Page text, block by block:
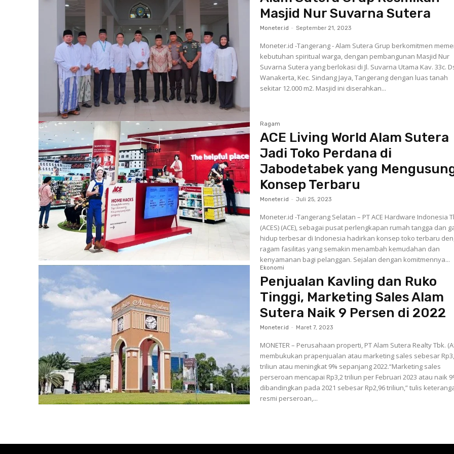
Masjid Nur Suvarna Sutera
Moneter.id - September 21, 2023
Moneter.id -Tangerang - Alam Sutera Grup berkomitmen
kebutuhan spiritual warga, dengan pembangunan Masjid Nur
Suvarna Sutera yang berlokasi di Jl. Suvarna Utama Kav. 33c.
Wanakerta, Kec. Sindang Jaya, Tangerang dengan luas tanah
sekitar 12.000 m2. Masjid ini diserahkan...
Ragam
ACE Living World Alam Sutera
Jadi Toko Perdana di
Jabodetabek yang
Konsep Terbaru
Moneter.id - Juli 25, 2023
Moneter.id -Tangerang Selatan – PT ACE Hardware Indonesia
(ACES) (ACE), sebagai pusat perlengkapan rumah tangga dan
hidup terbesar di Indonesia hadirkan konsep toko terbaru
ragam fasilitas yang semakin menambah kemudahan dan
kenyamanan bagi pelanggan. Sejalan dengan komitmennya...
Ekonomi
Penjualan Kavling dan Ruko
Tinggi, Marketing Sales Alam
Sutera Naik 9 Persen di 2022
Moneter.id - Maret 7, 2023
MONETER – Perusahaan properti, PT Alam Sutera Realty Tbk.
membukukan prapenjualan atau marketing sales sebesar
triliun atau meningkat 9% sepanjang 2022.“Marketing sales
perseroan mencapai Rp3,2 triliun per Februari 2023 atau naik
dibandingkan pada 2021 sebesar Rp2,96 triliun,” tulis
resmi perseroan,...